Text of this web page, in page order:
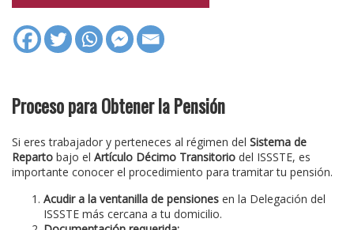
Proceso para Obtener la Pensión
Si eres trabajador y perteneces al régimen del Sistema de
Reparto bajo el Artículo Décimo Transitorio del ISSSTE, es
importante conocer el procedimiento para tramitar tu pensión.
Acudir a la ventanilla de pensiones en la Delegación del
ISSSTE más cercana a tu domicilio.